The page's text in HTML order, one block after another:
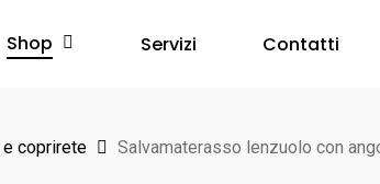
Shop Servizi Contatti
coprirete Salvamaterasso lenzuolo con